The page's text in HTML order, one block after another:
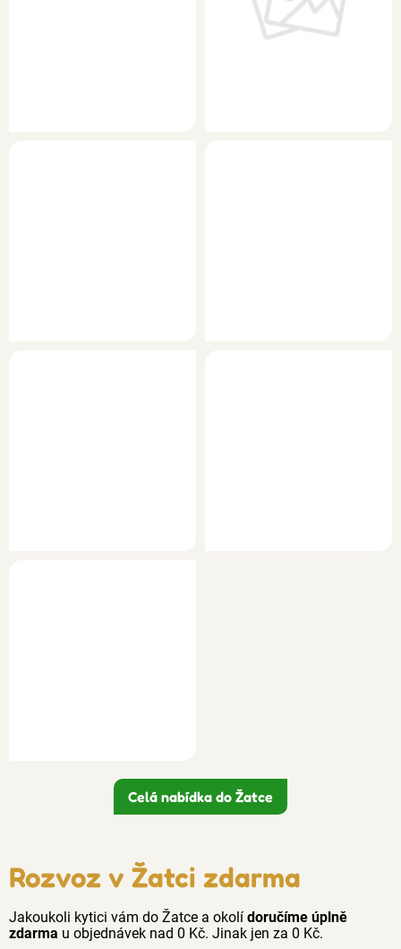
Celá nabídka do Žatce
Rozvoz v Žatci zdarma
Jakoukoli kytici vám do Žatce a okolí doručíme úplně
zdarma u objednávek nad 0 Kč. Jinak jen za 0 Kč.